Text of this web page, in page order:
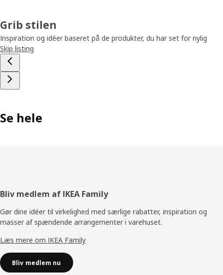
Grib stilen
Inspiration og idéer baseret på de produkter, du har set for nylig
Skip listing
Se hele
Footer
Bliv medlem af IKEA Family
Gør dine idéer til virkelighed med særlige rabatter, inspiration og
masser af spændende arrangementer i varehuset.
Læs mere om IKEA Family
Bliv medlem nu